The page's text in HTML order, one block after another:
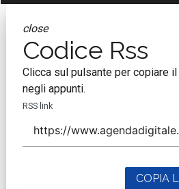
close
Codice Rss
Clicca sul pulsante per copiare il
negli appunti.
RSS link
COPIA